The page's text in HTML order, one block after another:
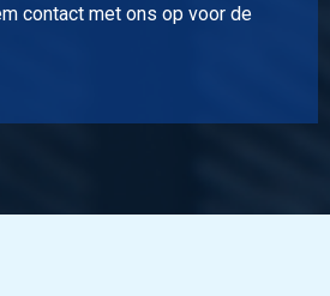
contact met ons op voor de